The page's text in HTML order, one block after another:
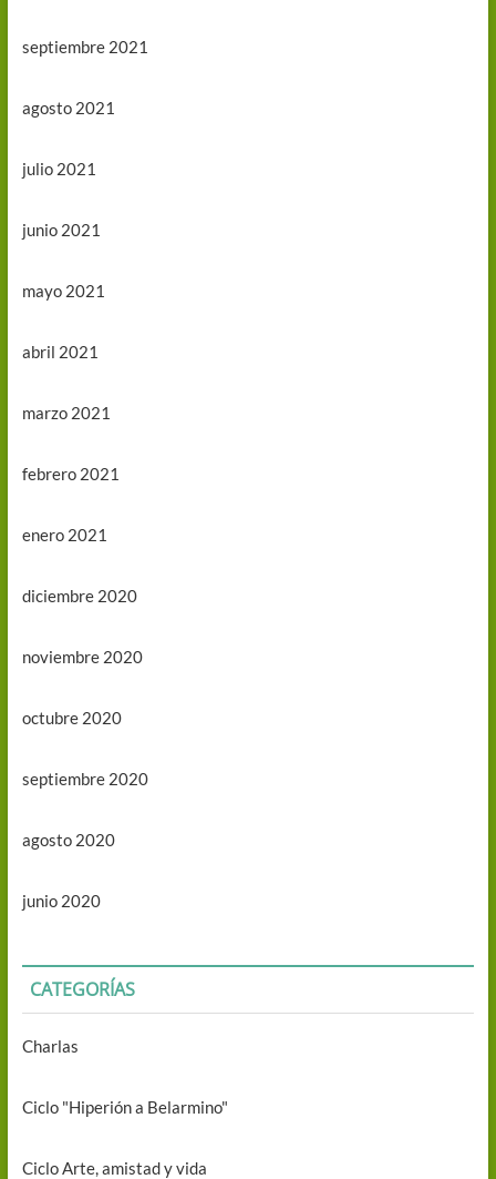
septiembre 2021
agosto 2021
julio 2021
junio 2021
mayo 2021
abril 2021
marzo 2021
febrero 2021
enero 2021
diciembre 2020
noviembre 2020
octubre 2020
septiembre 2020
agosto 2020
junio 2020
CATEGORÍAS
Charlas
Ciclo "Hiperión a Belarmino"
Ciclo Arte, amistad y vida